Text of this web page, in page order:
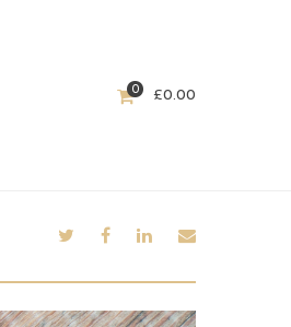
0 £0.00